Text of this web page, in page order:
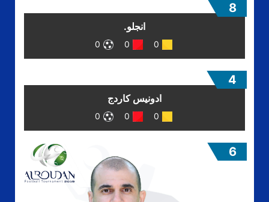
انجلو.
0
0
0
8
ادونيس كاردج
0
0
0
4
6